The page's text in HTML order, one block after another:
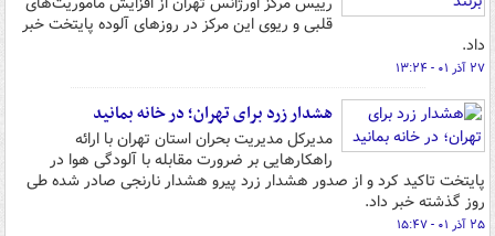
قلبی و ریوی این مرکز در روزهای آلوده پایتخت خبر
داد.
۲۷ آذر ۰۱ - ۱۳:۲۴
هشدار زرد برای تهران؛ در خانه بمانید
مدیرکل مدیریت بحران استان تهران با ارائه
راهکارهایی بر ضرورت مقابله با آلودگی هوا در
پایتخت تاکید کرد و از صدور هشدار زرد پیرو هشدار نارنجی صادر شده طی
روز گذشته خبر داد.
۲۵ آذر ۰۱ - ۱۵:۴۷